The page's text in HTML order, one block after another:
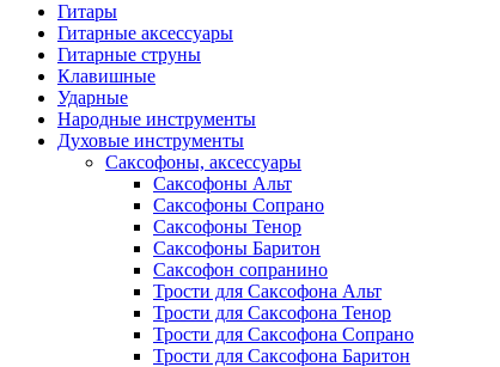
Гитары
Гитарные аксессуары
Гитарные струны
Клавишные
Ударные
Народные инструменты
Духовые инструменты
Саксофоны, аксессуары
Саксофоны Альт
Саксофоны Сопрано
Саксофоны Тенор
Саксофоны Баритон
Саксофон сопранино
Трости для Саксофона Альт
Трости для Саксофона Тенор
Трости для Саксофона Сопрано
Трости для Саксофона Баритон